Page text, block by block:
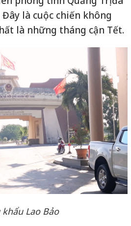
là cuộc chiến không
là những tháng cận Tết.
khẩu Lao Bảo